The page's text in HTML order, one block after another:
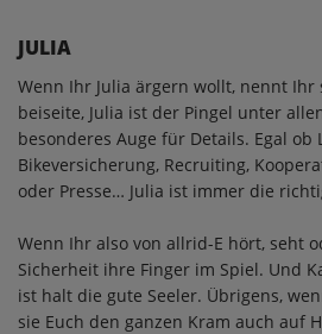
JULIA
Wenn Ihr Julia ärgern wollt, nennt Ihr
beiseite, Julia ist der Pingel unter
besonderes Auge für Details. Egal ob
Bikeversicherung, Recruiting,
oder Presse… Julia ist immer die
Wenn Ihr also von allrid-E hört, seht
Sicherheit ihre Finger im Spiel. Und
ist halt die gute Seeler. Übrigens,
sie Euch den ganzen Kram auch auf